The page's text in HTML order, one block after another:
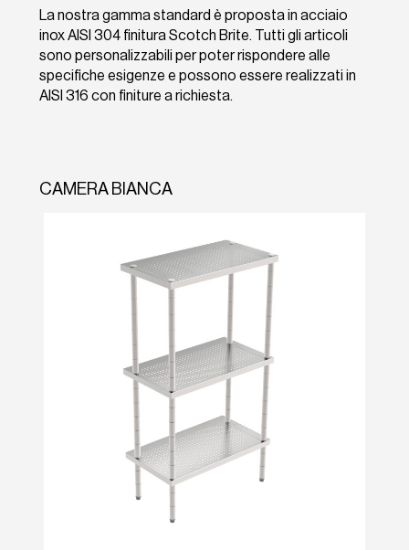
La nostra gamma standard è proposta in acciaio
inox AISI 304 finitura Scotch Brite. Tutti gli articoli
sono personalizzabili per poter rispondere alle
specifiche esigenze e possono essere realizzati in
AISI 316 con finiture a richiesta.
CAMERA BIANCA